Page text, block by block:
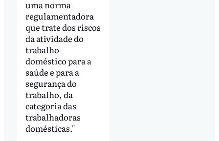
uma norma
regulamentadora
que trate dos riscos
da atividade do
trabalho
doméstico para a
saúde e para a
segurança do
trabalho, da
categoria das
trabalhadoras
domésticas."